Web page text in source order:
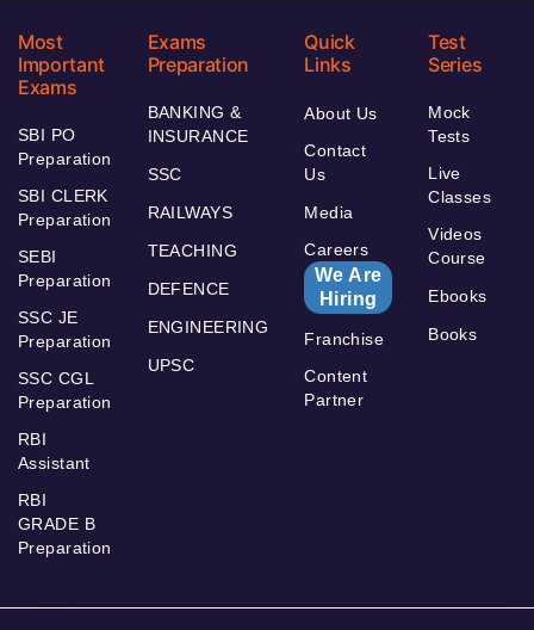
Most
Important
Exams
SBI PO
Preparation
SBI CLERK
Preparation
SEBI
Preparation
SSC JE
Preparation
SSC CGL
Preparation
RBI
Assistant
RBI
GRADE B
Preparation
Exams
Preparation
BANKING &
INSURANCE
SSC
RAILWAYS
TEACHING
DEFENCE
ENGINEERING
UPSC
Quick
Links
About Us
Contact
Us
Media
Careers
We Are
Hiring
Franchise
Content
Partner
Test
Series
Mock
Tests
Live
Classes
Videos
Course
Ebooks
Books